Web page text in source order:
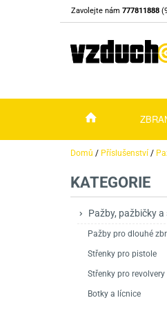
Zavolejte nám 777811888
Plynové
Perkusní
Nože
Domů / Příslušenství /
KATEGORIE
Pažby, pažbičky
Pažby pro dlouhé
Střenky pro pistole
Střenky pro revolvery
Botky a lícnice